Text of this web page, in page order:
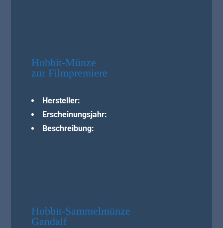
Hobbit-Münze
zur Filmpremiere
Hersteller:
Erscheinungsjahr:
Beschreibung:
Hobbit-Sammelmünze
Gandalf